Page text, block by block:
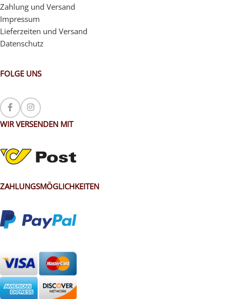
Zahlung und Versand
Impressum
Lieferzeiten und Versand
Datenschutz
FOLGE UNS
WIR VERSENDEN MIT
ZAHLUNGSMÖGLICHKEITEN